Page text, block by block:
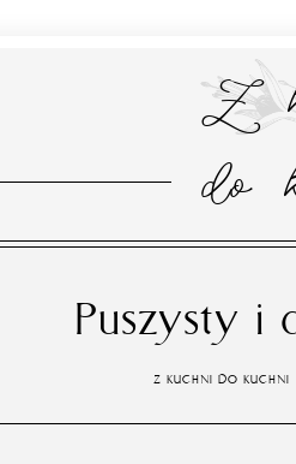
Z
do
Puszysty i
Z KUCHNI DO KUCHNI